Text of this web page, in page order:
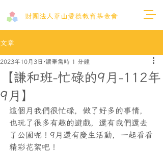
財團法人​華山愛德教育基金會
文章
【謙和班-忙碌的9月-112年
9月】
2023年10月3日 讀畢需時 1 分鐘
這個月我們很忙碌，做了好多的事情，
也玩了很多有趣的遊戲，還有我們還去
了公園呢！9月還有慶生活動，一起看看
精彩花絮吧！